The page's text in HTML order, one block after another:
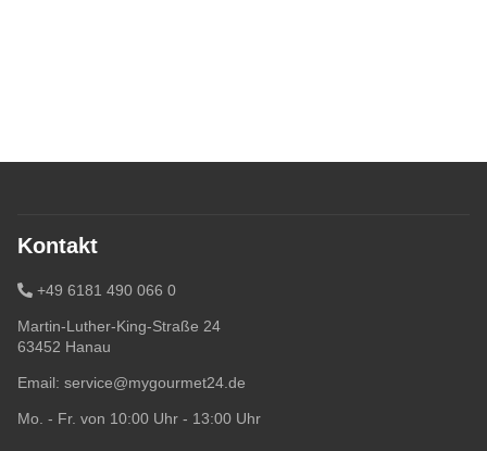
Kontakt
+49 6181 490 066 0
Martin-Luther-King-Straße 24
63452 Hanau
Email: service@mygourmet24.de
Mo. - Fr. von 10:00 Uhr - 13:00 Uhr